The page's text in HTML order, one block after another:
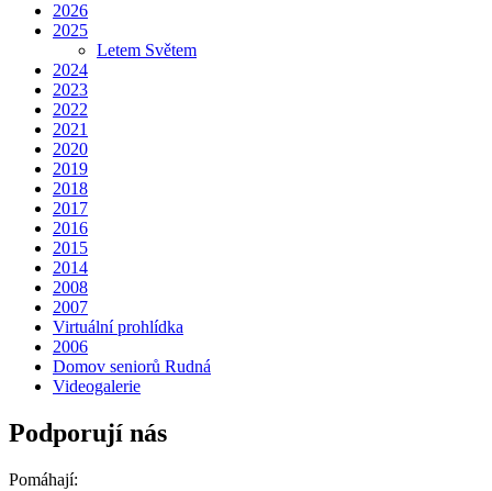
2026
2025
Letem Světem
2024
2023
2022
2021
2020
2019
2018
2017
2016
2015
2014
2008
2007
Virtuální prohlídka
2006
Domov seniorů Rudná
Videogalerie
Podporují nás
Pomáhají: